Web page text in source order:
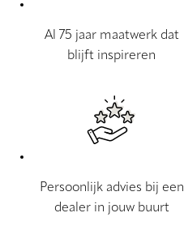
Al 75 jaar maatwerk dat
blijft inspireren
Persoonlijk advies bij een
dealer in jouw buurt